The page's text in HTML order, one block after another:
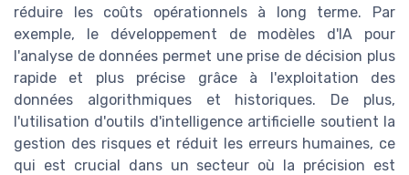
réduire les coûts opérationnels à long terme. Par
exemple, le développement de modèles d'IA pour
l'analyse de données permet une prise de décision plus
rapide et plus précise grâce à l'exploitation des
données algorithmiques et historiques. De plus,
l'utilisation d'outils d'intelligence artificielle soutient la
gestion des risques et réduit les erreurs humaines, ce
qui est crucial dans un secteur où la précision est